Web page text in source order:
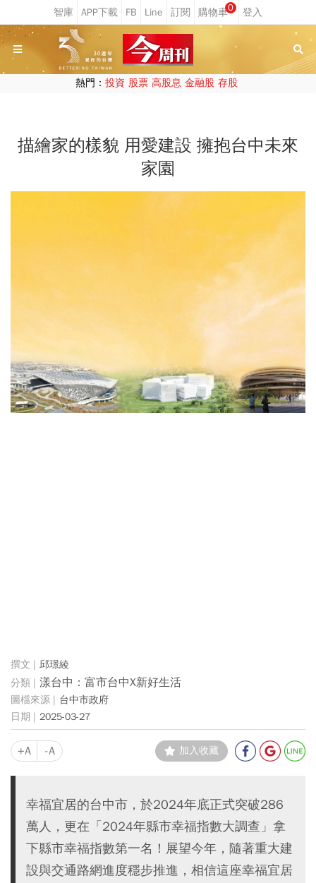
0
熱門： 投資 股票 高股息 金融股 存股
描繪家的樣貌 用愛建設 擁抱台中未來
家園
邱璟綾
漾台中：富市台中X新好生活
台中市政府
2025-03-27
+A -A 加入收藏
幸福宜居的台中市，於2024年底正式突破286
萬人，更在「2024年縣市幸福指數大調查」拿
下縣市幸福指數第一名！展望今年，隨著重大建
設與交通路網進度穩步推進，相信這座幸福宜居